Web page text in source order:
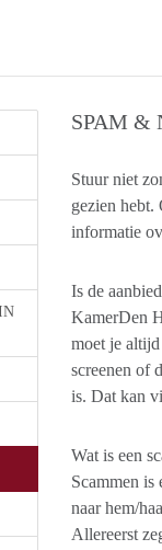
SPAM &
Stuur niet
gezien
informatie
Is de
KamerDen
moet je
screenen of
is. Dat kan
Wat is een
Scammen
naar hem/
Allereerst